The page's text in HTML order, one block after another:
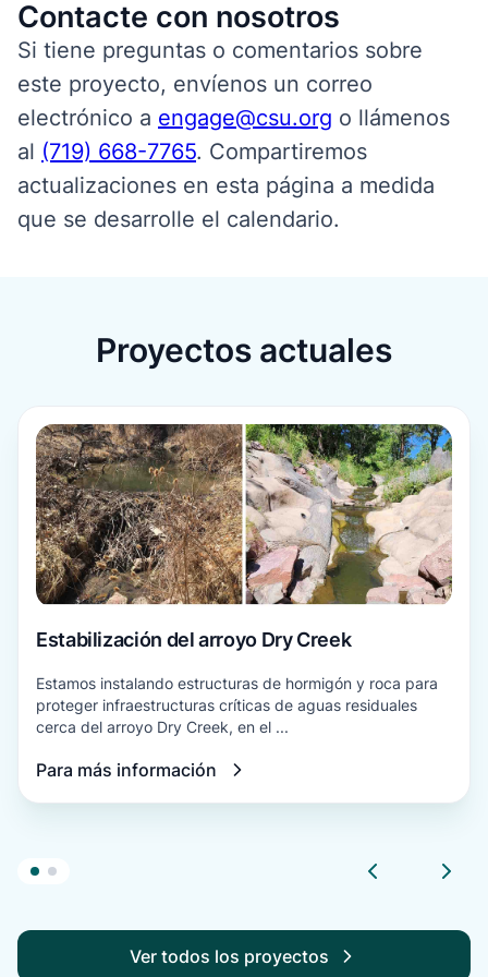
Contacte con nosotros
Si tiene preguntas o comentarios sobre
este proyecto, envíenos un correo
electrónico a engage@csu.org o llámenos
al (719) 668-7765. Compartiremos
actualizaciones en esta página a medida
que se desarrolle el calendario.
Proyectos actuales
Estabilización del arroyo Dry Creek
Estamos instalando estructuras de hormigón y roca para
proteger infraestructuras críticas de aguas residuales
cerca del arroyo Dry Creek, en el ...
Para más información
Para más información
Ver todos los proyectos